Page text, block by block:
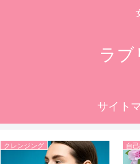
ラ
サイト
クレンジング 自